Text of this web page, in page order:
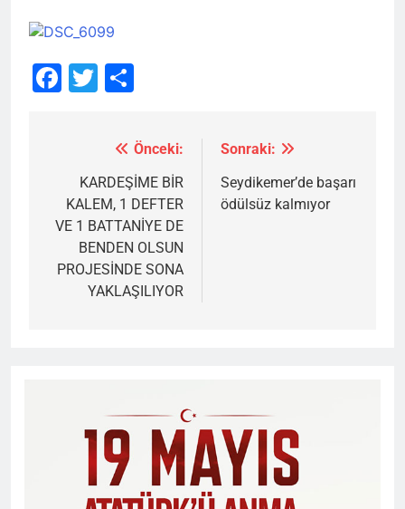
Facebook
Twitter
gezinmesi
Önceki:
KARDEŞİME BİR
KALEM, 1 DEFTER
VE 1 BATTANİYE DE
BENDEN OLSUN
PROJESİNDE SONA
YAKLAŞILIYOR
Sonraki:
Seydikemer’de başarı
ödülsüz kalmıyor